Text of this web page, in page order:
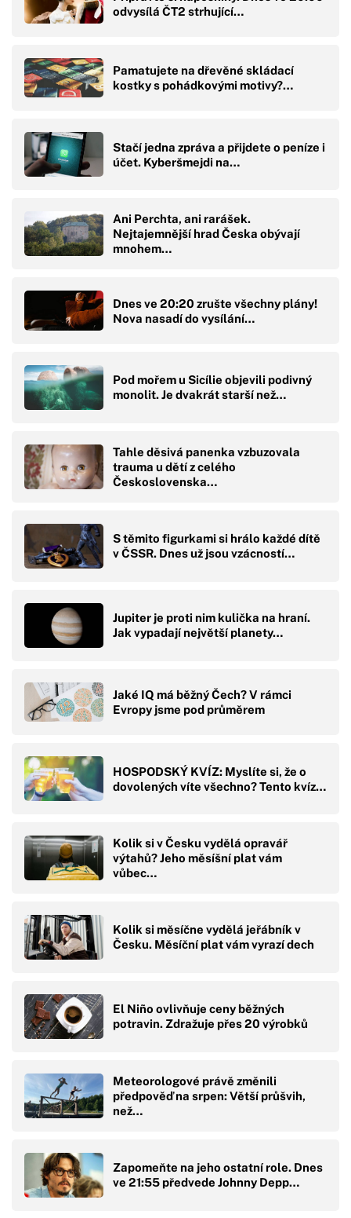
odvysílá ČT2 strhující…
Pamatujete na dřevěné skládací
kostky s pohádkovými motivy?…
Stačí jedna zpráva a přijdete o peníze i
účet. Kyberšmejdi na…
Ani Perchta, ani rarášek.
Nejtajemnější hrad Česka obývají
mnohem…
Dnes ve 20:20 zrušte všechny plány!
Nova nasadí do vysílání…
Pod mořem u Sicílie objevili podivný
monolit. Je dvakrát starší než…
Tahle děsivá panenka vzbuzovala
trauma u dětí z celého
Československa…
S těmito figurkami si hrálo každé dítě
v ČSSR. Dnes už jsou vzácností…
Jupiter je proti nim kulička na hraní.
Jak vypadají největší planety…
Jaké IQ má běžný Čech? V rámci
Evropy jsme pod průměrem
HOSPODSKÝ KVÍZ: Myslíte si, že o
dovolených víte všechno? Tento kvíz…
Kolik si v Česku vydělá opravář
výtahů? Jeho měsíšní plat vám
vůbec…
Kolik si měsíčne vydělá jeřábník v
Česku. Měsíční plat vám vyrazí dech
El Niño ovlivňuje ceny běžných
potravin. Zdražuje přes 20 výrobků
Meteorologové právě změnili
předpověď na srpen: Větší průšvih,
než…
Zapomeňte na jeho ostatní role. Dnes
ve 21:55 předvede Johnny Depp…